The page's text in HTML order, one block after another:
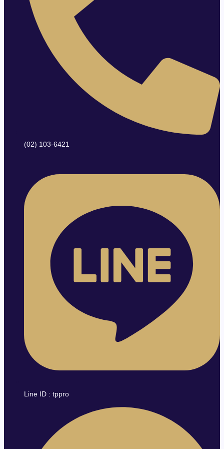
(02) 103-6421
Line ID : tppro